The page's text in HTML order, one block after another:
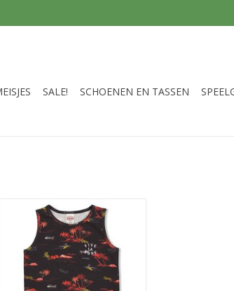
SALE! SCHOENEN EN TASSEN
SALE SALE
TOEVOEGEN AAN WINKELWAGEN